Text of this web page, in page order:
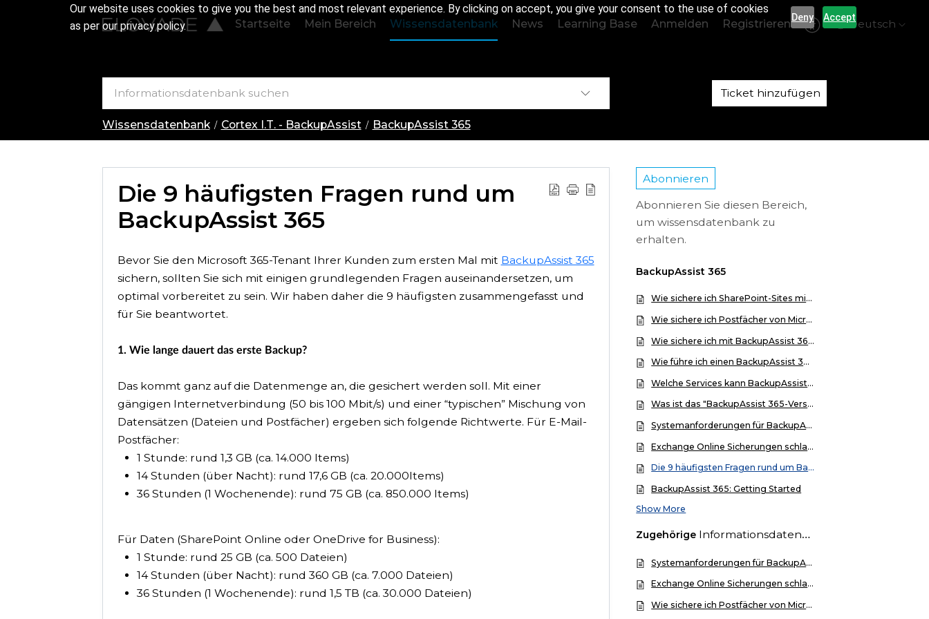
Our website uses cookies to give you the best and most relevant experience. By clicking on accept, you give your consent to the use of cookies
as per our privacy policy.
Deny Accept
Startseite Mein Bereich Wissensdatenbank News Learning Base Anmelden Registrieren Deutsch
Ticket hinzufügen
Wissensdatenbank Cortex I.T. - BackupAssist BackupAssist 365
Die 9 häufigsten Fragen rund um
BackupAssist 365
Bevor Sie den Microsoft 365-Tenant Ihrer Kunden zum ersten Mal mit BackupAssist 365
sichern, sollten Sie sich mit einigen grundlegenden Fragen auseinandersetzen, um
optimal vorbereitet zu sein. Wir haben daher die 9 häufigsten zusammengefasst und
für Sie beantwortet.
1. Wie lange dauert das erste Backup?
Das kommt ganz auf die Datenmenge an, die gesichert werden soll. Mit einer
gängigen Internetverbindung (50 bis 100 Mbit/s) und einer “typischen” Mischung von
Datensätzen (Dateien und Postfächer) ergeben sich folgende Richtwerte. Für E-Mail-
Postfächer:
1 Stunde: rund 1,3 GB (ca. 14.000 Items)
14 Stunden (über Nacht): rund 17,6 GB (ca. 20.000Items)
36 Stunden (1 Wochenende): rund 75 GB (ca. 850.000 Items)
Für Daten (SharePoint Online oder OneDrive for Business):
1 Stunde: rund 25 GB (ca. 500 Dateien)
14 Stunden (über Nacht): rund 360 GB (ca. 7.000 Dateien)
36 Stunden (1 Wochenende): rund 1,5 TB (ca. 30.000 Dateien)
Abonnieren
Abonnieren Sie diesen Bereich,
um wissensdatenbank zu
erhalten.
BackupAssist 365
Wie sichere ich SharePoint-Sites mit BackupAssist 365?
Wie sichere ich Postfächer von Microsoft 365 (vormals Office 365) mit BackupAssist 365?
Wie sichere ich mit BackupAssist 365 OneDrive for Business?
Wie führe ich einen BackupAssist 365-Restore durch?
Welche Services kann BackupAssist 365 sichern?
Was ist das "BackupAssist 365-Versioning" und wann sollte man es einsetzen?
Systemanforderungen für BackupAssist 365
Exchange Online Sicherungen schlagen mit BackupAssist 365 fehl
Die 9 häufigsten Fragen rund um BackupAssist 365
BackupAssist 365: Getting Started
Show More
Zugehörige Informationsdatenbank
Systemanforderungen für BackupAssist 365
Exchange Online Sicherungen schlagen mit BackupAssist 365 fehl
Wie sichere ich Postfächer von Microsoft 365 (vormals Office 365) mit BackupAssist 365?